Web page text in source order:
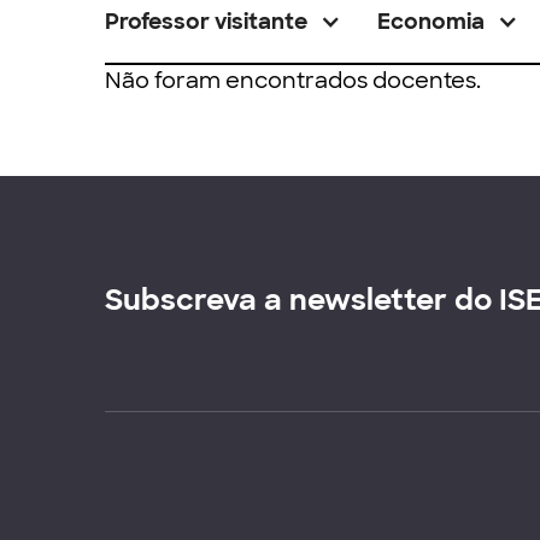
Professor visitante Economia
Não foram encontrados docentes.
Subscreva a newsletter do